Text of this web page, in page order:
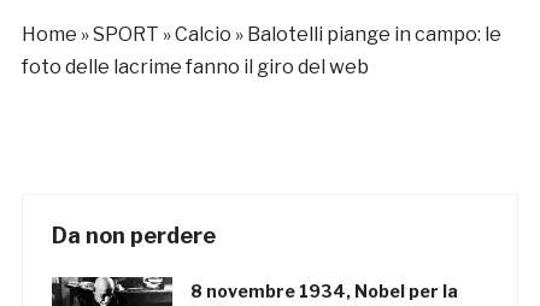
Home »SPORT »Calcio » Balotelli piange in campo: le
foto delle lacrime fanno il giro del web
Da non perdere
8 novembre 1934, Nobel per la